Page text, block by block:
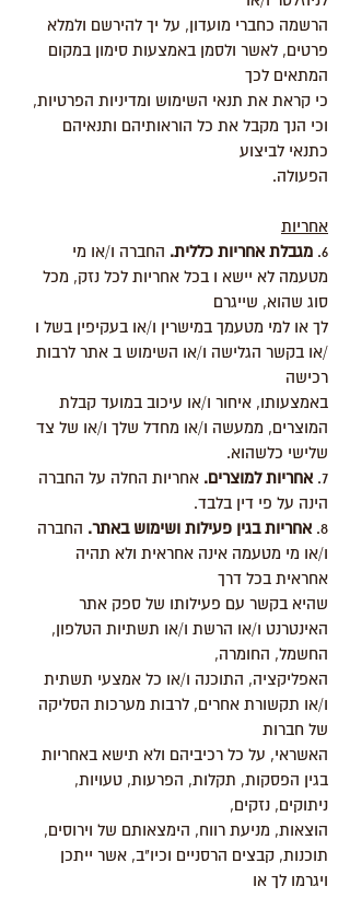
הרשמה כחברי מועדון, על יך להירשם ולמלא
פרטים, לאשר ולסמן באמצעות סימון במקום
המתאים לכך
כי קראת את תנאי השימוש ומדיניות הפרטיות,
וכי הנך מקבל את כל הוראותיהם ותנאיהם
כתנאי לביצוע
הפעולה.
אחריות
6.
מגבלת אחריות כללית. החברה ו/או מי
מטעמה לא יישא ו בכל אחריות לכל נזק, מכל
סוג שהוא, שייגרם
לך או למי מטעמך במישרין ו/או בעקיפין בשל ו
/או בקשר הגלישה ו/או השימוש ב אתר לרבות
רכישה
באמצעותו, איחור ו/או עיכוב במועד קבלת
המוצרים, ממעשה ו/או מחדל שלך ו/או של צד
שלישי כלשהוא.
7.
אחריות למוצרים. אחריות החלה על החברה
הינה על פי דין בלבד.
8.
אחריות בגין פעילות ושימוש באתר. החברה
ו/או מי מטעמה אינה אחראית ולא תהיה
אחראית בכל דרך
שהיא בקשר עם פעילותו של ספק אתר
האינטרנט ו/או הרשת ו/או תשתיות הטלפון,
החשמל, החומרה,
האפליקציה, התוכנה ו/או כל אמצעי תשתית
ו/או תקשורת אחרים, לרבות מערכות הסליקה
של חברות
האשראי, על כל רכיביהם ולא תישא באחריות
בגין הפסקות, תקלות, הפרעות, טעויות,
ניתוקים, נזקים,
הוצאות, מניעת רווח, הימצאותם של וירוסים,
תוכנות, קבצים הרסניים וכיו"ב, אשר ייתכן
ויגרמו לך או